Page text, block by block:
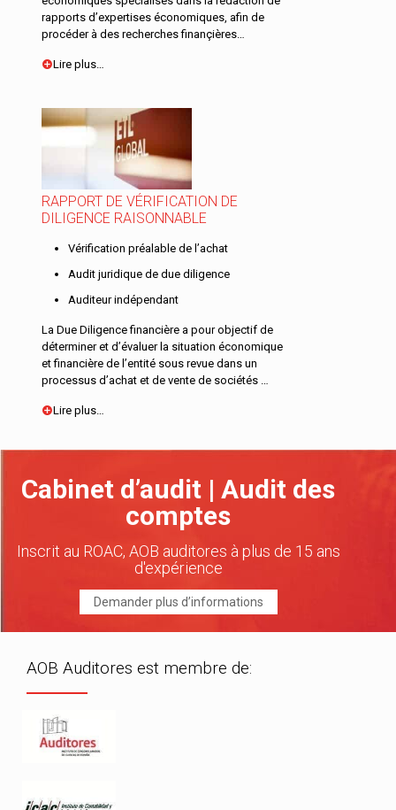
rapports d’expertises économiques, afin de
procéder à des recherches finançières…
Lire plus…
RAPPORT DE VÉRIFICATION DE
DILIGENCE RAISONNABLE
Vérification préalable de l’achat
Audit juridique de due diligence
Auditeur indépendant
La Due Diligence financière a pour objectif de
déterminer et d’évaluer la situation économique
et financière de l’entité sous revue dans un
processus d’achat et de vente de sociétés …
Lire plus…
Cabinet d’audit | Audit des
comptes
Inscrit au ROAC, AOB auditores à plus de 15 ans
d'expérience
Demander plus d’informations
AOB Auditores est membre de: